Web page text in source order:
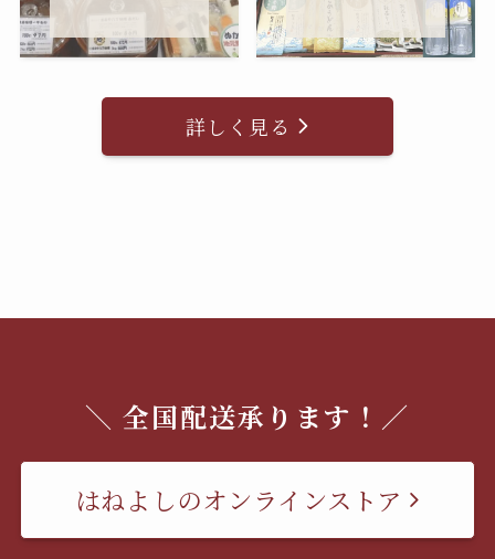
詳しく見る
＼ 全国配送承ります！／
はねよしのオンラインストア